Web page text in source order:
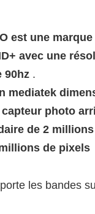
est une
avec une
90hz .
mediatek
photo
de 2
de pixels
les bandes